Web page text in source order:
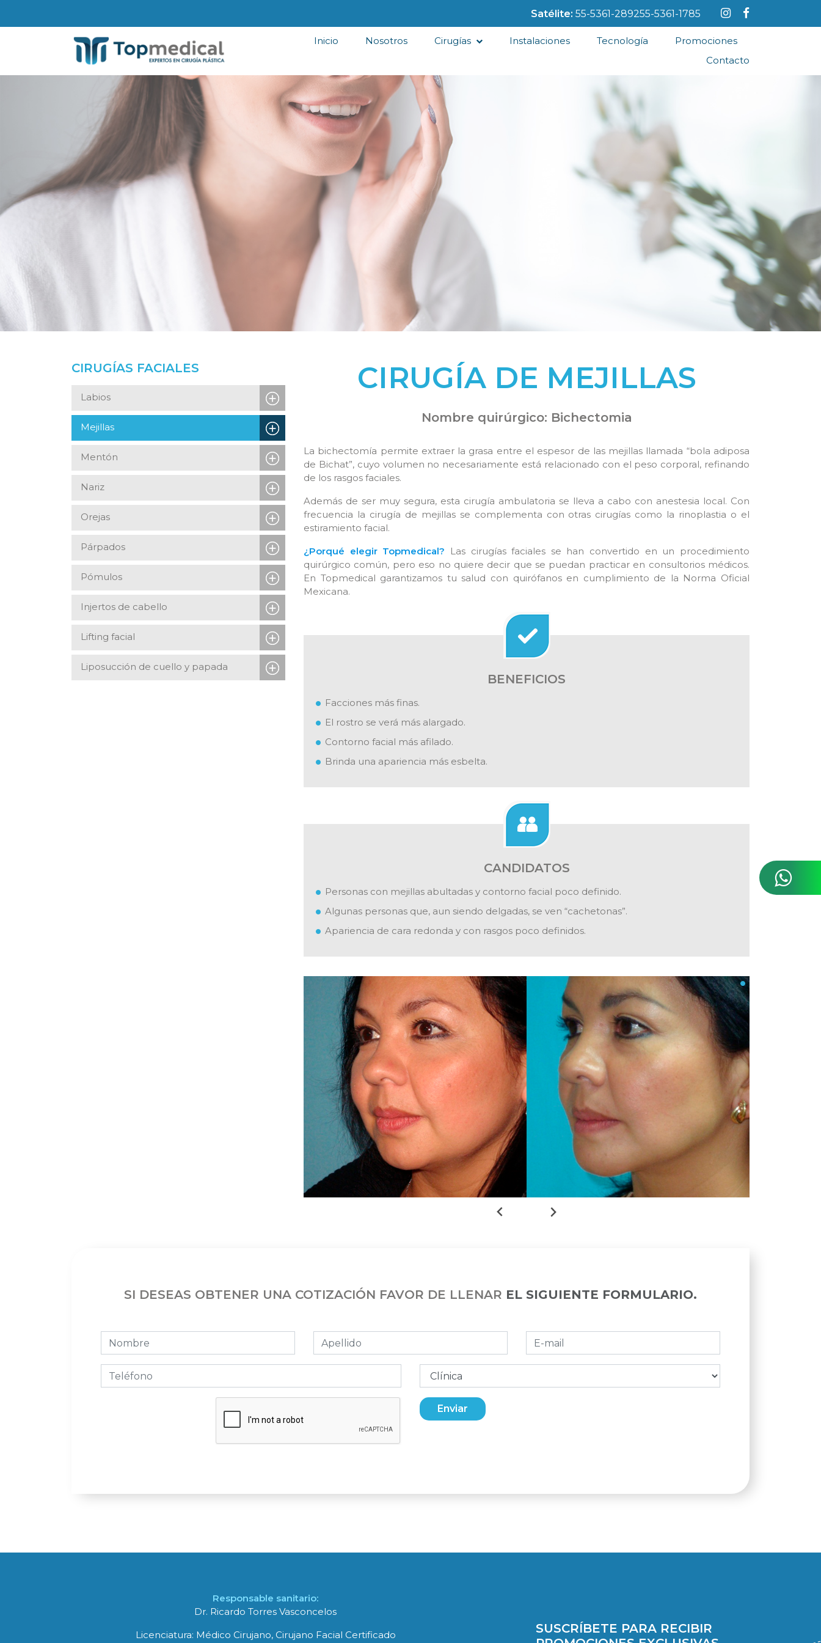
Satélite: 55-5361-289255-5361-1785
Inicio Nosotros Cirugías Instalaciones Tecnología
Promociones
Contacto
CIRUGÍA DE MEJILLAS
Nombre quirúrgico: Bichectomia
La bichectomía permite extraer la grasa entre el espesor de las mejillas llamada “bola adiposa
de Bichat”, cuyo volumen no necesariamente está relacionado con el peso corporal, refinando
de los rasgos faciales.
Además de ser muy segura, esta cirugía ambulatoria se lleva a cabo con anestesia local. Con
frecuencia la cirugía de mejillas se complementa con otras cirugías como la rinoplastia o el
estiramiento facial.
¿Porqué elegir Topmedical? Las cirugías faciales se han convertido en un procedimiento
quirúrgico común, pero eso no quiere decir que se puedan practicar en consultorios médicos.
En Topmedical garantizamos tu salud con quirófanos en cumplimiento de la Norma Oficial
Mexicana.
BENEFICIOS
Facciones más finas.
El rostro se verá más alargado.
Contorno facial más afilado.
Brinda una apariencia más esbelta.
CANDIDATOS
Personas con mejillas abultadas y contorno facial poco definido.
Algunas personas que, aun siendo delgadas, se ven “cachetonas”.
Apariencia de cara redonda y con rasgos poco definidos.
SI DESEAS OBTENER UNA COTIZACIÓN FAVOR DE LLENAR EL SIGUIENTE FORMULARIO.
Enviar
CIRUGÍAS FACIALES
Labios
Mejillas
Mentón
Nariz
Orejas
Párpados
Pómulos
Injertos de cabello
Lifting facial
Liposucción de cuello y papada
Responsable sanitario:
Dr. Ricardo Torres Vasconcelos
Licenciatura: Médico Cirujano, Cirujano Facial Certificado
SUSCRÍBETE PARA RECIBIR